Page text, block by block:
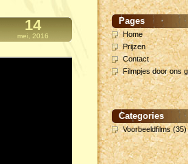
14
mei, 2016
Pages
Home
Prijzen
Contact
Filmpjes door ons
Categories
Voorbeeldfilms(35)